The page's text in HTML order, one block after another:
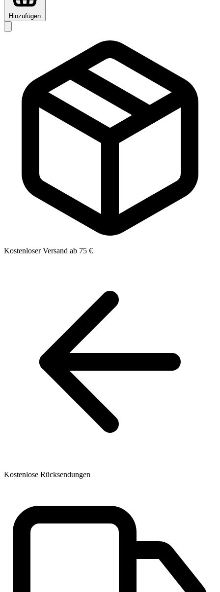
Hinzufügen
Kostenloser Versand ab 75 €
Kostenlose Rücksendungen